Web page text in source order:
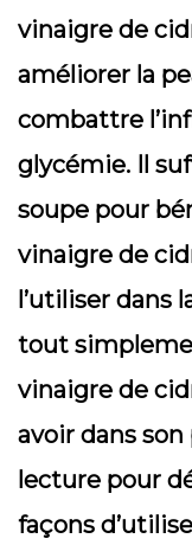
vinaigre de
améliorer la
combattre
glycémie. Il
soupe pour
vinaigre de
l’utiliser dans
tout
vinaigre de
avoir dans
lecture pour
façons